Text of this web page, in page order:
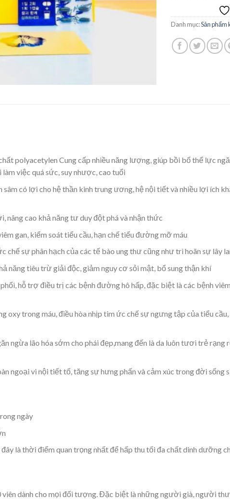
Danh mục:Sản phẩm
polyacetylen Cung cấp nhiều năng lượng, giúp bồi bổ thể lực
việc quá sức, suy nhược, cao tuổi
có lợi cho hệ thần kinh trung ương, hệ nội tiết và nhiều lợi ích
nâng cao khả năng tư duy đột phá và nhận thức
gan, kiểm soát tiểu cầu, hạn chế tiểu đường mỡ máu
sự phân hạch của các tế bào ung thư cũng như trì hoãn sự lây
năng tiêu trừ giải độc, giảm nguy cơ sỏi mật, bổ sung thận khí
hỗ trợ điều trị các bệnh đường hô hấp, đặc biệt là các bệnh
oxy trong máu, điều hòa nhịp tim ức chế sự ngưng tập của tiểu
ngừa lão hóa sớm cho phái đẹp,mang đến là da luôn tươi trẻ rạng
ngoại vi nội tiết tố, tăng sự hưng phấn và cảm xúc trong đời sống
ngày
là thời điểm quan trọng nhất để hấp thu tối đa chất dinh dưỡng
viên dành cho mọi đối tượng. Đặc biệt là những người già, người